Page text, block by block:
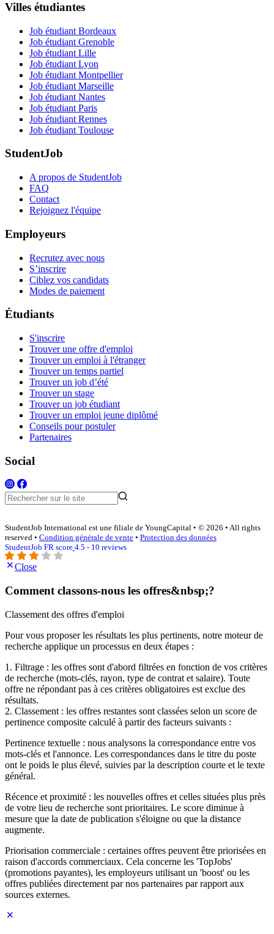
Villes étudiantes
Job étudiant Bordeaux
Job étudiant Grenoble
Job étudiant Lille
Job étudiant Lyon
Job étudiant Montpellier
Job étudiant Marseille
Job étudiant Nantes
Job étudiant Paris
Job étudiant Rennes
Job étudiant Toulouse
StudentJob
A propos de StudentJob
FAQ
Contact
Rejoignez l'équipe
Employeurs
Recrutez avec nous
S’inscrire
Ciblez vos candidats
Modes de paiement
Étudiants
S'inscrire
Trouver une offre d'emploi
Trouver un emploi à l'étranger
Trouver un temps partiel
Trouver un job d’été
Trouver un stage
Trouver un job étudiant
Trouver un emploi jeune diplômé
Conseils pour postuler
Partenaires
Social
StudentJob International est une filiale de YoungCapital • © 2026 • All rights
reserved • Condition générale de vente • Protection des données
StudentJob FR score 4.5 - 10 reviews
Close
Comment classons-nous les offres&nbsp;?
Classement des offres d'emploi
Pour vous proposer les résultats les plus pertinents, notre moteur de
recherche applique un processus en deux étapes :
1. Filtrage : les offres sont d'abord filtrées en fonction de vos critères
de recherche (mots-clés, rayon, type de contrat et salaire). Toute
offre ne répondant pas à ces critères obligatoires est exclue des
résultats.
2. Classement : les offres restantes sont classées selon un score de
pertinence composite calculé à partir des facteurs suivants :
Pertinence textuelle : nous analysons la correspondance entre vos
mots-clés et l'annonce. Les correspondances dans le titre du poste
ont le poids le plus élevé, suivies par la description courte et le texte
général.
Récence et proximité : les nouvelles offres et celles situées plus près
de votre lieu de recherche sont prioritaires. Le score diminue à
mesure que la date de publication s'éloigne ou que la distance
augmente.
Priorisation commerciale : certaines offres peuvent être priorisées en
raison d'accords commerciaux. Cela concerne les 'TopJobs'
(promotions payantes), les employeurs utilisant un 'boost' ou les
offres publiées directement par nos partenaires par rapport aux
sources externes.